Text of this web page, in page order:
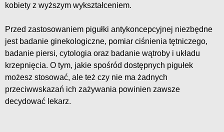
kobiety z wyższym wykształceniem.
Przed zastosowaniem pigułki antykoncepcyjnej niezbędne
jest badanie ginekologiczne, pomiar ciśnienia tętniczego,
badanie piersi, cytologia oraz badanie wątroby i układu
krzepnięcia. O tym, jakie spośród dostępnych pigułek
możesz stosować, ale też czy nie ma żadnych
przeciwwskazań ich zażywania powinien zawsze
decydować lekarz.